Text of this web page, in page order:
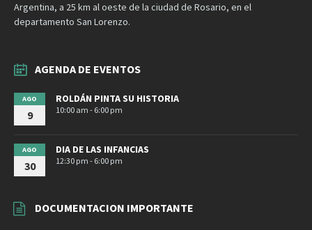
Argentina, a 25 km al oeste de la ciudad de Rosario, en el
departamento San Lorenzo.
AGENDA DE EVENTOS
AGO
9
ROLDÁN PINTA SU HISTORIA
10:00 am - 6:00 pm
AGO
30
DIA DE LAS INFANCIAS
12:30 pm - 6:00 pm
DOCUMENTACION IMPORTANTE